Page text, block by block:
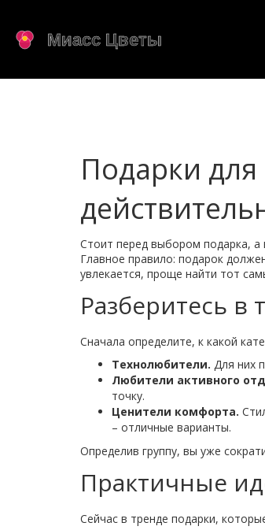
Подарки
Стоит перед выбором подарка, а
Главное правило: подарок
увлекается, проще найти тот
Разберитесь в
Сначала определите, к какой
Технолюбители. Для них
Любители активного
точку.
Ценители комфорта.
– отличные варианты.
Определив группу, вы уже
Практичные
Сейчас в тренде подарки,